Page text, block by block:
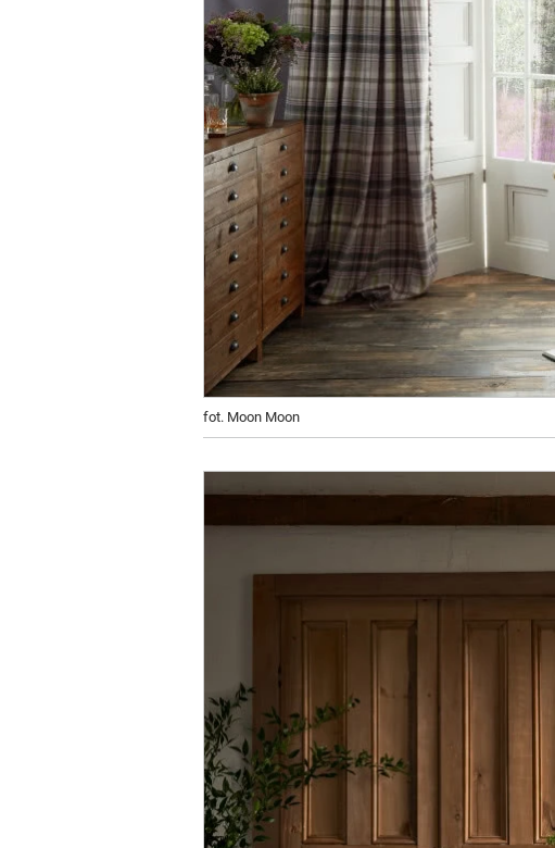
fot. Moon Moon